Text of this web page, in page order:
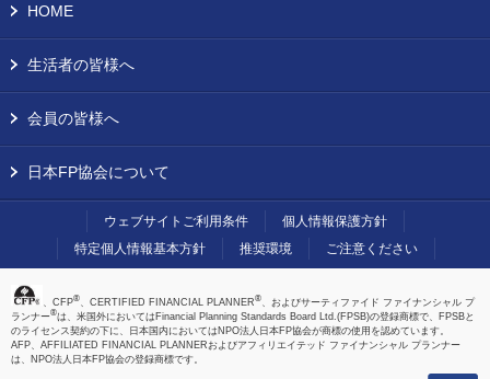
HOME
生活者の皆様へ
会員の皆様へ
日本FP協会について
ウェブサイトご利用条件
個人情報保護方針
特定個人情報基本方針
推奨環境 ご注意ください
、CFP® 、CERTIFIED FINANCIAL PLANNER® 、およびサーティファイド ファイナンシャル プ
ランナー®は、米国外においてはFinancial Planning Standards Board Ltd.(FPSB)の登録商標で、FPSBと
のライセンス契約の下に、日本国内においてはNPO法人日本FP協会が商標の使用を認めています。
AFP、AFFILIATED FINANCIAL PLANNERおよびアフィリエイテッド ファイナンシャル プランナー
は、NPO法人日本FP協会の登録商標です。